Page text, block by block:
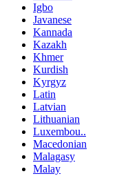
Igbo
Javanese
Kannada
Kazakh
Khmer
Kurdish
Kyrgyz
Latin
Latvian
Lithuanian
Luxembou..
Macedonian
Malagasy
Malay